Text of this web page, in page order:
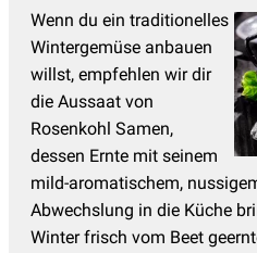
Wenn du ein traditionelles
Wintergemüse anbauen
willst, empfehlen wir dir
die Aussaat von
Rosenkohl Samen,
dessen Ernte mit seinem
mild-aromatischem,
Abwechslung in die Küche
Winter frisch vom Beet